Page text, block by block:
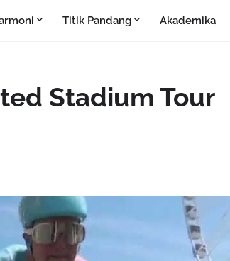
Titik Pandang Akademika
Stadium Tour